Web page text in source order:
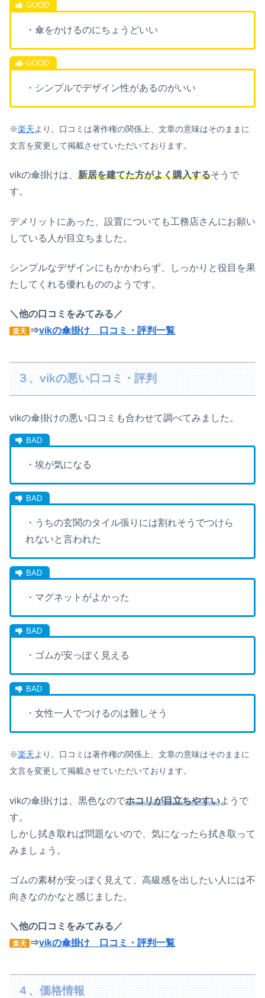
・傘をかけるのにちょうどいい
・シンプルでデザイン性があるのがいい
※楽天より。口コミは著作権の関係上、文章の意味はそのままに
文言を変更して掲載させていただいております。
vikの傘掛けは、 新居を建てた方がよく購入するそうで
す。
デメリットにあった、設置についても工務店さんにお願い
している人が目立ちました。
シンプルなデザインにもかかわらず、しっかりと役目を果
たしてくれる優れもののようです。
＼他の口コミをみてみる／
楽天 ⇒vikの傘掛け 口コミ・評判一覧
３、vikの悪い口コミ・評判
vikの傘掛けの悪い口コミも合わせて調べてみました。
・埃が気になる
・うちの玄関のタイル張りには割れそうでつけら
れないと言われた
・マグネットがよかった
・ゴムが安っぽく見える
・女性一人でつけるのは難しそう
※楽天より。口コミは著作権の関係上、文章の意味はそのままに
文言を変更して掲載させていただいております。
vikの傘掛けは、黒色なのでホコリが目立ちやすいようで
す。
しかし拭き取れば問題ないので、気になったら拭き取って
みましょう。
ゴムの素材が安っぽく見えて、高級感を出したい人には不
向きなのかなと感じました。
＼他の口コミをみてみる／
楽天 ⇒vikの傘掛け 口コミ・評判一覧
４、価格情報